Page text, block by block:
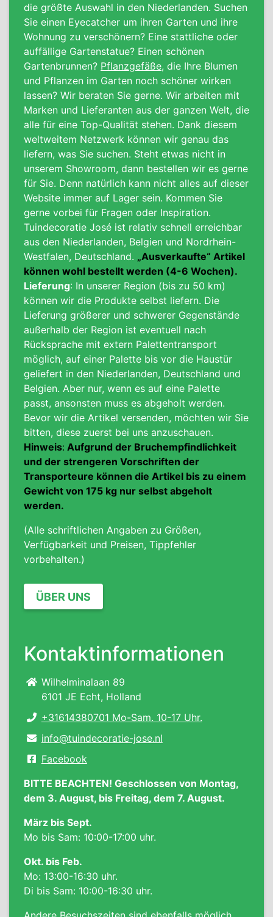
die größte Auswahl in den Niederlanden. Suchen
Sie einen Eyecatcher um ihren Garten und ihre
Wohnung zu verschönern? Eine stattliche oder
auffällige Gartenstatue? Einen schönen
Gartenbrunnen? Pflanzgefäße, die Ihre Blumen
und Pflanzen im Garten noch schöner wirken
lassen? Wir beraten Sie gerne. Wir arbeiten mit
Marken und Lieferanten aus der ganzen Welt, die
alle für eine Top-Qualität stehen. Dank diesem
weltweitem Netzwerk können wir genau das
liefern, was Sie suchen. Steht etwas nicht in
unserem Showroom, dann bestellen wir es gerne
für Sie. Denn natürlich kann nicht alles auf dieser
Website immer auf Lager sein. Kommen Sie
gerne vorbei für Fragen oder Inspiration.
Tuindecoratie José ist relativ schnell erreichbar
aus den Niederlanden, Belgien und Nordrhein-
Westfalen, Deutschland. „Ausverkaufte“ Artikel
können wohl bestellt werden (4-6 Wochen).
Lieferung: In unserer Region (bis zu 50 km)
können wir die Produkte selbst liefern. Die
Lieferung größerer und schwerer Gegenstände
außerhalb der Region ist eventuell nach
Rücksprache mit extern Palettentransport
möglich, auf einer Palette bis vor die Haustür
geliefert in den Niederlanden, Deutschland und
Belgien. Aber nur, wenn es auf eine Palette
passt, ansonsten muss es abgeholt werden.
Bevor wir die Artikel versenden, möchten wir Sie
bitten, diese zuerst bei uns anzuschauen.
Hinweis: Aufgrund der Bruchempfindlichkeit
und der strengeren Vorschriften der
Transporteure können die Artikel bis zu einem
Gewicht von 175 kg nur selbst abgeholt
werden.
(Alle schriftlichen Angaben zu Größen,
Verfügbarkeit und Preisen, Tippfehler
vorbehalten.)
ÜBER UNS
Kontaktinformationen
Wilhelminalaan 89
6101 JE Echt, Holland
+31614380701 Mo-Sam. 10-17 Uhr.
info@tuindecoratie-jose.nl
Facebook
BITTE BEACHTEN! Geschlossen von Montag,
dem 3. August, bis Freitag, dem 7. August.
März bis Sept.
Mo bis Sam: 10:00-17:00 uhr.
Okt. bis Feb.
Mo: 13:00-16:30 uhr.
Di bis Sam: 10:00-16:30 uhr.